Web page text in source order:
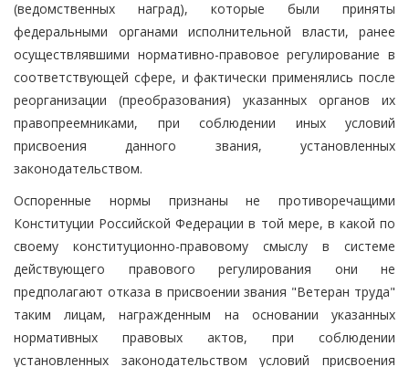
(ведомственных наград), которые были приняты
федеральными органами исполнительной власти, ранее
осуществлявшими нормативно-правовое регулирование в
соответствующей сфере, и фактически применялись после
реорганизации (преобразования) указанных органов их
правопреемниками, при соблюдении иных условий
присвоения данного звания, установленных
законодательством.
Оспоренные нормы признаны не противоречащими
Конституции Российской Федерации в той мере, в какой по
своему конституционно-правовому смыслу в системе
действующего правового регулирования они не
предполагают отказа в присвоении звания "Ветеран труда"
таким лицам, награжденным на основании указанных
нормативных правовых актов, при соблюдении
установленных законодательством условий присвоения